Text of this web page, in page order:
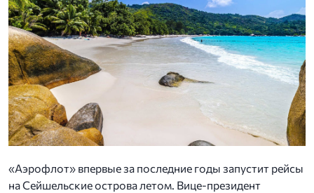
«Аэрофлот» впервые за последние годы запустит рейсы
на Сейшельские острова летом. Вице-президент